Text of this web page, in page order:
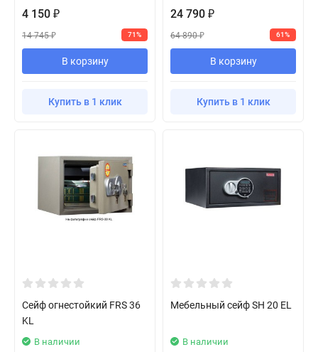
4 150 ₽
14 745₽ 71%
В корзину
Купить в 1 клик
24 790 ₽
64 890₽ 61%
В корзину
Купить в 1 клик
Сейф огнестойкий FRS 36
KL
В наличии
Мебельный сейф SH 20 EL
В наличии